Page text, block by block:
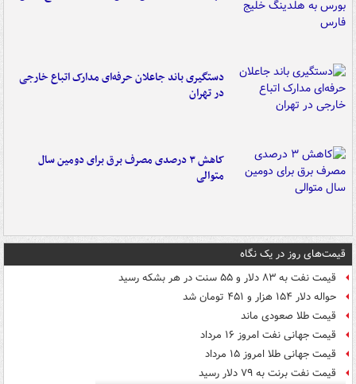
دستگیری باند جاعلان حرفه‌ای مدارک اتباع خارجی
در تهران
کاهش ۳ درصدی مصرف برق برای دومین سال
متوالی
قیمت‌های روز در یک نگاه
قیمت نفت به ۸۳ دلار و ۵۵ سنت در هر بشکه رسید
حواله دلار ۱۵۴ هزار و ۴۵۱ تومان شد
قیمت طلا صعودی ماند
قیمت جهانی نفت امروز ۱۶ مرداد
قیمت جهانی طلا امروز ۱۵ مرداد
قیمت نفت برنت به ۷۹ دلار رسید